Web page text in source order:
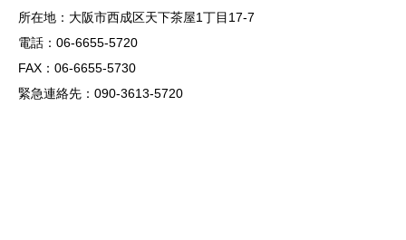
所在地：大阪市西成区天下茶屋1丁目17-7
電話：06-6655-5720
FAX：06-6655-5730
緊急連絡先：090-3613-5720